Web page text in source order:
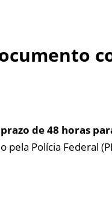
de 48 horas
pela Polícia Federal